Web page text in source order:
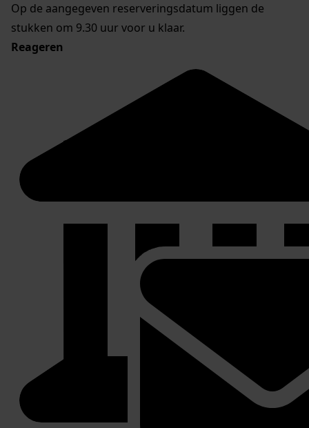
Op de aangegeven reserveringsdatum liggen de
stukken om 9.30 uur voor u klaar.
Reageren